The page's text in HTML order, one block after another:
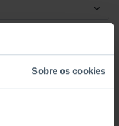
Sobre os cookies